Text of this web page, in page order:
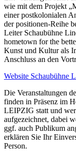
wie mit dem Projekt
einer postkolonialen
der positionen-Reihe
Leiter Schaubühne
hometown for the
Kunst und Kultur als
Anschluss an den
Website Schaubühne
Die Veranstaltungen
finden in Präsenz im
LEIPZIG statt und
aufgezeichnet, dabei
ggf. auch Publikum
erklären Sie Ihr
Person.